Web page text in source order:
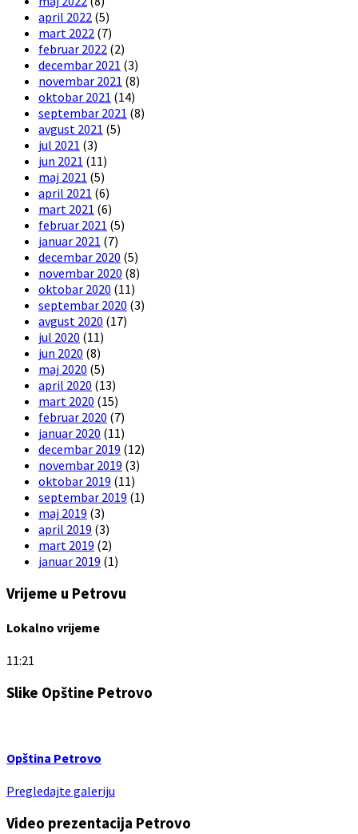
april 2022 (5)
mart 2022 (7)
februar 2022 (2)
decembar 2021 (3)
novembar 2021 (8)
oktobar 2021 (14)
septembar 2021 (8)
avgust 2021 (5)
jul 2021 (3)
jun 2021 (11)
maj 2021 (5)
april 2021 (6)
mart 2021 (6)
februar 2021 (5)
januar 2021 (7)
decembar 2020 (5)
novembar 2020 (8)
oktobar 2020 (11)
septembar 2020 (3)
avgust 2020 (17)
jul 2020 (11)
jun 2020 (8)
maj 2020 (5)
april 2020 (13)
mart 2020 (15)
februar 2020 (7)
januar 2020 (11)
decembar 2019 (12)
novembar 2019 (3)
oktobar 2019 (11)
septembar 2019 (1)
maj 2019 (3)
april 2019 (3)
mart 2019 (2)
januar 2019 (1)
Vrijeme u Petrovu
Lokalno vrijeme
11:21
Slike Opštine Petrovo
Opština Petrovo
Pregledajte galeriju
Video prezentacija Petrovo